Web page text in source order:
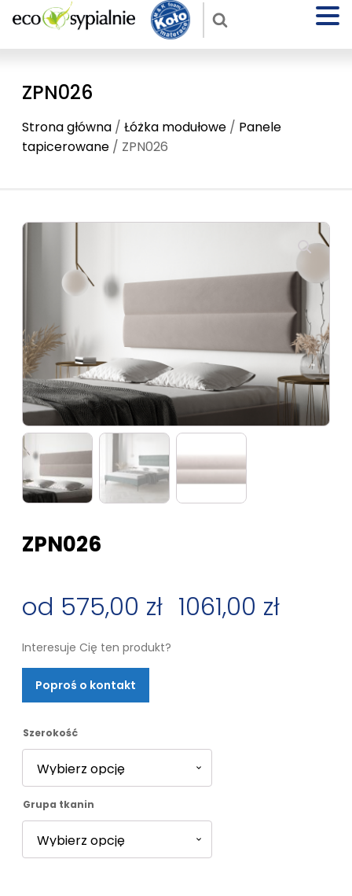
ZPN026
Strona główna / Łóżka modułowe / Panele
tapicerowane / ZPN026
ZPN026
575,00 zł 1061,00 zł
Zakres
cen:
od
575,00 zł
do
1061,00 zł
Interesuje Cię ten produkt?
Poproś o kontakt
Szerokość
Grupa tkanin